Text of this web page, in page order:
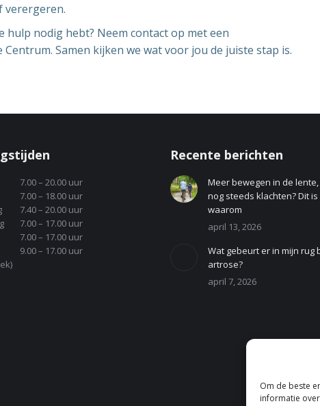
Om de beste
informatie
verergeren.
nodig hebt? Neem contact op met een
Samen kijken we wat voor jou de juiste stap is.
7.00 – 20.00 uur
7.00 – 18.00 uur
7.40 – 20.00 uur
7.00 – 17.00 uur
7.00 – 17.00 uur
9.00 – 17.00 uur
Recente berichten
Meer bewegen in de
nog steeds klachten? Dit is
waarom
april 13, 2026
Wat gebeurt er in mijn rug
artrose?
april 7, 2026